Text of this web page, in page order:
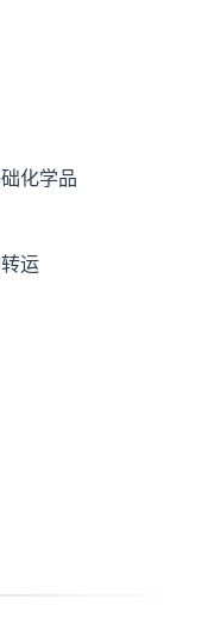
化学品
运